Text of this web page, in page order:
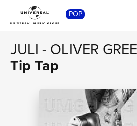
POP
JULI - OLIVER
Tip Tap